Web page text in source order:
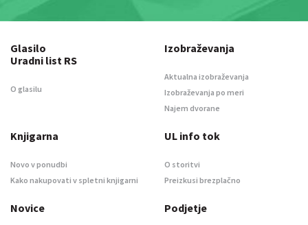
Glasilo
Uradni list RS
O glasilu
Izobraževanja
Aktualna izobraževanja
Izobraževanja po meri
Najem dvorane
Knjigarna
Novo v ponudbi
Kako nakupovati v spletni knjigarni
UL info tok
O storitvi
Preizkusi brezplačno
Novice Podjetje